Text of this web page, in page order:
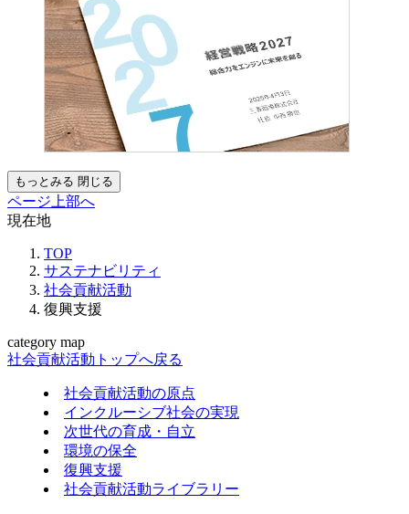
もっとみる 閉じる
ページ上部へ
現在地
TOP
サステナビリティ
社会貢献活動
復興支援
category map
社会貢献活動トップへ戻る
社会貢献活動の原点
インクルーシブ社会の実現
次世代の育成・自立
環境の保全
復興支援
社会貢献活動ライブラリー